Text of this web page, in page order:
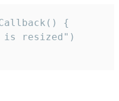
{
resized")